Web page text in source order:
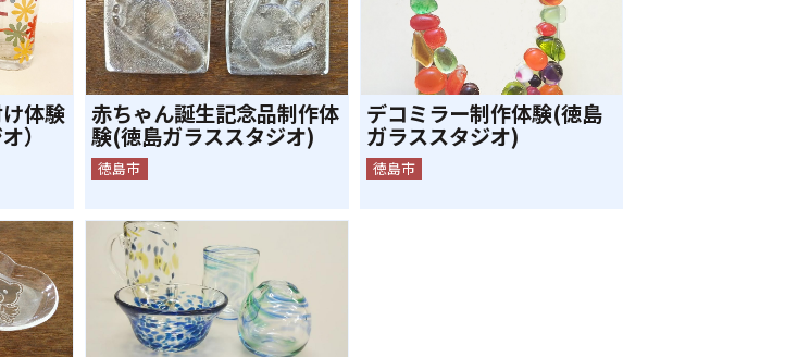
体験
）
赤ちゃん誕生記念品制作体
験(徳島ガラススタジオ)
徳島市
デコミラー制作体験(徳島
ガラススタジオ)
徳島市